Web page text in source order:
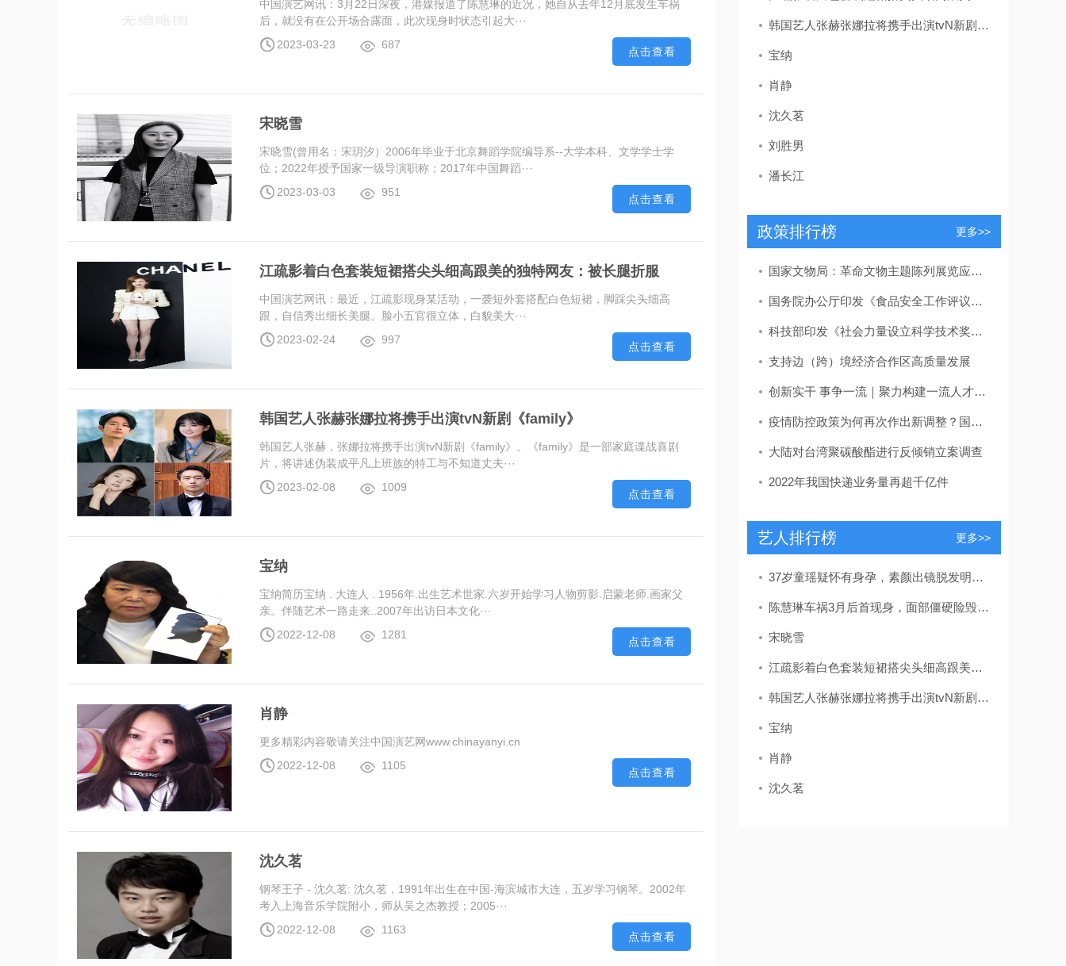
中国演艺网讯：3月22日深夜，港媒报道了陈慧琳的近况，她自从去年12月底发生车祸
后，就没有在公开场合露面，此次现身时状态引起大···
2023-03-23
687
点击查看
宋晓雪
宋晓雪(曾用名：宋玥汐）2006年毕业于北京舞蹈学院编导系--大学本科、文学学士学
位；2022年授予国家一级导演职称；2017年中国舞蹈···
2023-03-03
951
点击查看
江疏影着白色套装短裙搭尖头细高跟美的独特网友：被长腿折服
中国演艺网讯：最近，江疏影现身某活动，一袭短外套搭配白色短裙，脚踩尖头细高
跟，自信秀出细长美腿。脸小五官很立体，白貌美大···
2023-02-24
997
点击查看
韩国艺人张赫张娜拉将携手出演tvN新剧《family》
韩国艺人张赫，张娜拉将携手出演tvN新剧《family》。《family》是一部家庭谍战喜剧
片，将讲述伪装成平凡上班族的特工与不知道丈夫···
2023-02-08
1009
点击查看
宝纳
宝纳简历宝纳 . 大连人 . 1956年.出生艺术世家.六岁开始学习人物剪影.启蒙老师.画家父
亲。伴随艺术一路走来..2007年出访日本文化···
2022-12-08
1281
点击查看
肖静
更多精彩内容敬请关注中国演艺网www.chinayanyi.cn
2022-12-08
1105
点击查看
沈久茗
钢琴王子 - 沈久茗: 沈久茗，1991年出生在中国-海滨城市大连，五岁学习钢琴。2002年
考入上海音乐学院附小，师从吴之杰教授；2005···
2022-12-08
1163
点击查看
韩国艺人张赫张娜拉将携手出演tvN新剧《family》
宝纳
肖静
沈久茗
刘胜男
潘长江
政策排行榜 更多>>
国家文物局：革命文物主题陈列展览应力戒“主题模糊”“千馆一面”
国务院办公厅印发《食品安全工作评议考核办法》
科技部印发《社会力量设立科学技术奖管理办法》
支持边（跨）境经济合作区高质量发展
创新实干 事争一流｜聚力构建一流人才发展体系！东营区发布教育、卫生、吕剧人才新政策
疫情防控政策为何再次作出新调整？国家卫健委回应
大陆对台湾聚碳酸酯进行反倾销立案调查
2022年我国快递业务量再超千亿件
艺人排行榜 更多>>
37岁童瑶疑怀有身孕，素颜出镜脱发明显，放宝宝安全座椅孕味十足
陈慧琳车祸3月后首现身，面部僵硬险毁容，留疤自曝未找整容医生
宋晓雪
江疏影着白色套装短裙搭尖头细高跟美的独特网友：被长腿折服
韩国艺人张赫张娜拉将携手出演tvN新剧《family》
宝纳
肖静
沈久茗